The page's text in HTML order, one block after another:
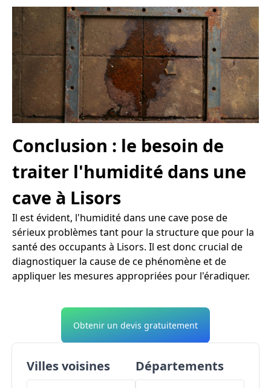
Conclusion : le besoin de
traiter l'humidité dans une
cave à Lisors
Il est évident, l'humidité dans une cave pose de
sérieux problèmes tant pour la structure que pour la
santé des occupants à Lisors. Il est donc crucial de
diagnostiquer la cause de ce phénomène et de
appliquer les mesures appropriées pour l'éradiquer.
Obtenir un devis gratuitement
Villes voisines Départements